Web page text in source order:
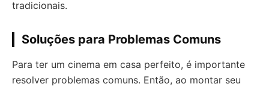
tradicionais.
Soluções para Problemas Comuns
Para ter um cinema em casa perfeito, é importante
resolver problemas comuns. Então, ao montar seu